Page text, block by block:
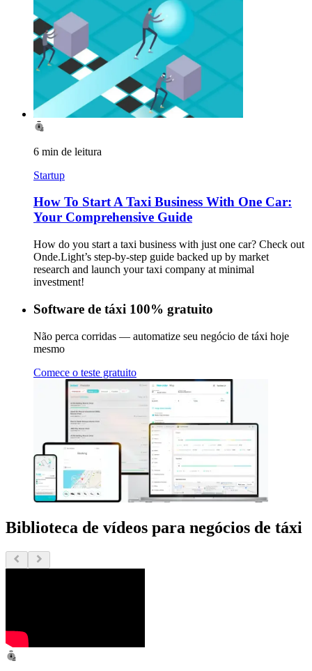
6 min de leitura
Startup
How To Start A Taxi Business With One Car:
Your Comprehensive Guide
How do you start a taxi business with just one car? Check out
Onde.Light’s step-by-step guide backed up by market
research and launch your taxi company at minimal
investment!
Software de táxi 100% gratuito
Não perca corridas — automatize seu negócio de táxi hoje
mesmo
Comece o teste gratuito
Biblioteca de vídeos para negócios de táxi